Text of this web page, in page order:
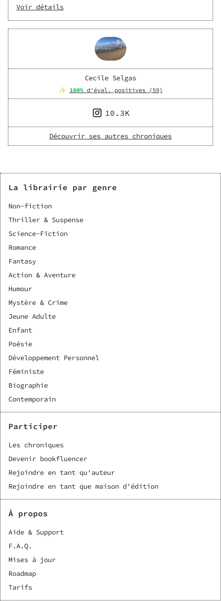
Voir détails
Cecile Selgas
✨ 100% d'éval. positives (59)
10.3K
Découvrir ses autres chroniques
La librairie par genre
Non-fiction
Thriller & Suspense
Science-Fiction
Romance
Fantasy
Action & Aventure
Humour
Mystère & Crime
Jeune Adulte
Enfant
Poésie
Développement Personnel
Féministe
Biographie
Contemporain
Participer
Les chroniques
Devenir bookfluencer
Rejoindre en tant qu'auteur
Rejoindre en tant que maison d'édition
À propos
Aide & Support
F.A.Q.
Mises à jour
Roadmap
Tarifs